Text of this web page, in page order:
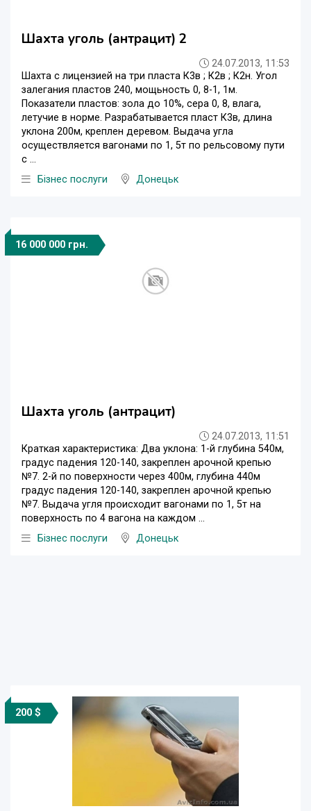
Шахта уголь (антрацит) 2
24.07.2013, 11:53
Шахта с лицензией на три пласта К3в ; К2в ; К2н. Угол
залегания пластов 240, мощьность 0, 8-1, 1м.
Показатели пластов: зола до 10%, сера 0, 8, влага,
летучие в норме. Разрабатывается пласт К3в, длина
уклона 200м, креплен деревом. Выдача угла
осуществляется вагонами по 1, 5т по рельсовому пути
с ...
Бізнес послуги
Донецьк
16 000 000 грн.
Шахта уголь (антрацит)
24.07.2013, 11:51
Краткая характеристика: Два уклона: 1-й глубина 540м,
градус падения 120-140, закреплен арочной крепью
№7. 2-й по поверхности через 400м, глубина 440м
градус падения 120-140, закреплен арочной крепью
№7. Выдача угля происходит вагонами по 1, 5т на
поверхность по 4 вагона на каждом ...
Бізнес послуги
Донецьк
200 $